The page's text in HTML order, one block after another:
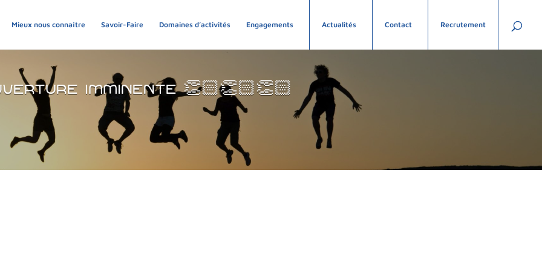
Mieux nous connaître Savoir-Faire Domaines d’activités Engagements Actualités Contact Recrutement
imminente 👏🏻👏🏻👏🏻